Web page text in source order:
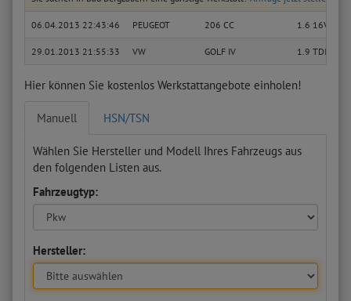
06.04.2013 22:43:46 PEUGEOT 206 CC 1.6 16V
29.01.2013 21:55:33 VW GOLF IV 1.9 TDI
Hier können Sie kostenlos Werkstattangebote einholen!
Manuell HSN/TSN
Wählen Sie Hersteller und Modell Ihres Fahrzeugs aus
den folgenden Listen aus.
Fahrzeugtyp:
Hersteller: